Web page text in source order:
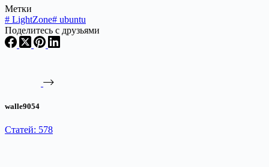
Метки
# LightZone# ubuntu
Поделитесь с друзьями
walle9054
Статей: 578